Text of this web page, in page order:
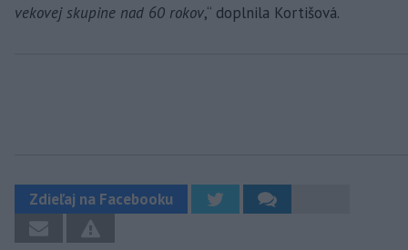
vekovej skupine nad 60 rokov,“ doplnila Kortišová.
Zdieľaj na Facebooku